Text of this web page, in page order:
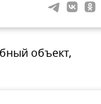
объект,